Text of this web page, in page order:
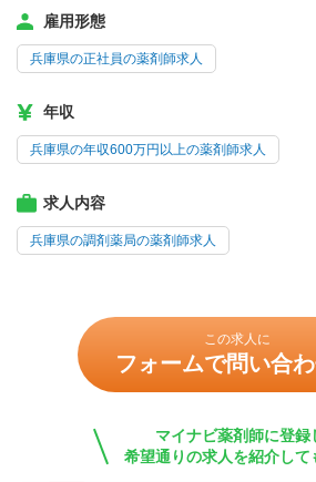
雇用形態
兵庫県の正社員の薬剤師求人
年収
兵庫県の年収600万円以上の薬剤師求人
求人内容
兵庫県の調剤薬局の薬剤師求人
この求人に
フォームで問い合
マイナビ薬剤師に登録
希望通りの求人を紹介して